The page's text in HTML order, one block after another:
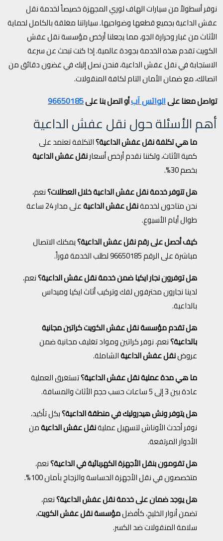
نوفر أسطولاً من سيارات الهاف لوري المجهزة خصيصاً لخدمة نقل
عفش الداعية بجميع قطعها وضواحيها. سياراتنا مغلقة بالكامل لحماية
الأثاث من غبار وحرارة الجو، مما يجعلنا أرخص مؤسسة نقل عفش
الكويت تقدم هذه الخدمة بجودة عالمية. إذا كنت تبحث عن سرعة
الاستجابة في نقل عفش الداعية، فنحن نصل إليك في غضون دقائق من
اتصالك، مع ضمان الأمان التام لكافة المنقولات.
تواصل معنا علىالواتس آبأو اتصل بنا على96650185
أهم الأسئلة حول نقل عفش الداعية
ما هي تكلفة نقل عفش الداعية؟التكلفة تعتمد على
كمية الأثاث، ولكننا نقدم أرخص أسعارنقل عفش الداعية
بخصم 30%.
هل تتوفر خدمة نقل عفش الداعية خلال العطلات؟نعم،
نحن متاحون لخدمةنقل عفش الداعية
على مدار 24 ساعة
طوال أيام الأسبوع.
كيف أحصل على رقم نقل عفش الداعية؟يمكنك الاتصال
مباشرة على الرقم 96650185 لطلب الخدمة فوراً.
هل توفرون نجار ايكيا ضمن خدمة نقل عفش الداعية؟نعم،
لدينا نجارون محترفون لفك وتركيب أثاث ايكيا وميداس
بالداعية.
هل تقدم مؤسسة نقل عفش الكويت كراتين مجانية
بالداعية؟نعم، نوفر كراتين ومواد تغليف مجانية ضمن
عروضنقل عفش الداعيةالشاملة.
ما هي مدة عملية نقل عفش الداعية؟تستغرق العملية
عادة بين 3 إلى 5 ساعات حسب حجم الأثاث والمسافة.
هل يتوفر ونش هيدروليك في منطقة الداعية؟بكل تأكيد،
نوفر أحدث الأوناش لتسهيل عمليةنقل عفش الداعيةمن
الأدوار المرتفعة.
هل تقومون بنقل الأجهزة الكهربائية في الداعية؟نعم،
متخصصون في نقل الأجهزة الحساسة والزجاج بآمان 100%.
هل يوجد ضمان على خدمة نقل عفش الداعية؟نعم،
تضمن أنوار الخليج، كأفضلمؤسسة نقل عفش الكويت،
سلامة المنقولات ضد الكسر.